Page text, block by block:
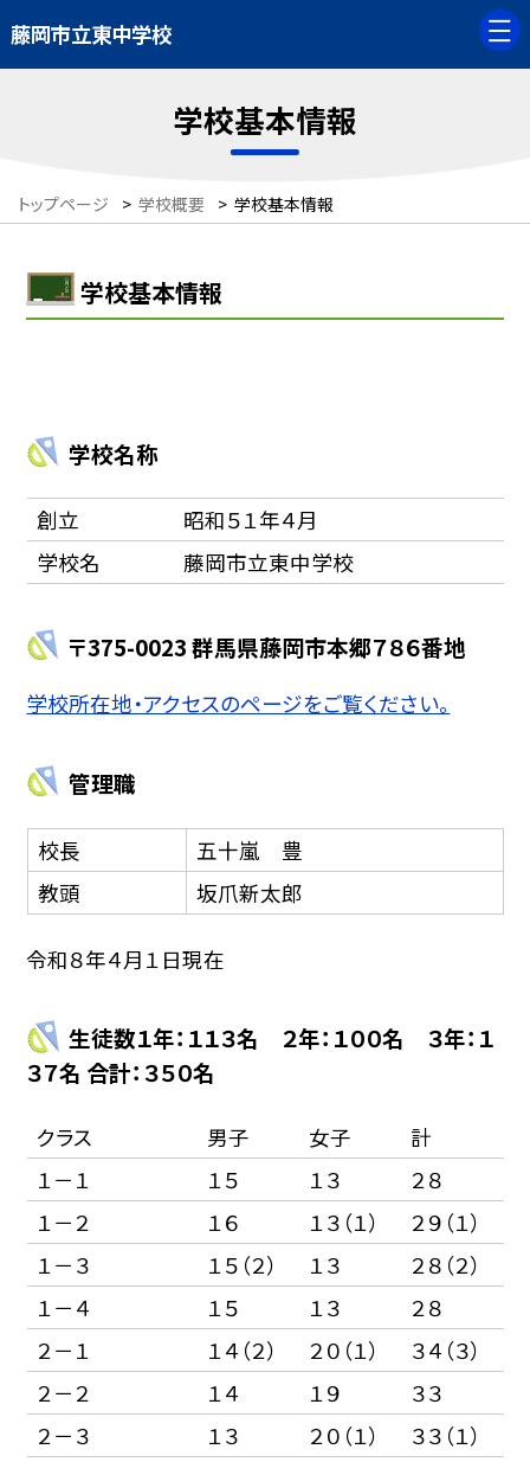
藤岡市立東中学校
学校基本情報
トップページ > 学校概要 > 学校基本情報
学校基本情報
学校名称
創立
昭和５１年４月
学校名
藤岡市立東中学校
〒375-0023 群馬県藤岡市本郷７８６番地
学校所在地・アクセスのページをご覧ください。
管理職
校長
五十嵐 豊
教頭
坂爪新太郎
令和８年４月１日現在
生徒数１年：１１３名 ２年：１００名 ３年：１
３７名 合計：３５０名
クラス 男子 女子
計
１－１
１５ １３
２８
１－２
１６ １３（１）
２９（１）
１－３
１５（２） １３
２８（２）
１－４
１５ １３
２８
２－１
１４（２） ２０（１）
３４（３）
２－２
１４ １９
３３
２－３
１３ ２０（１）
３３（１）